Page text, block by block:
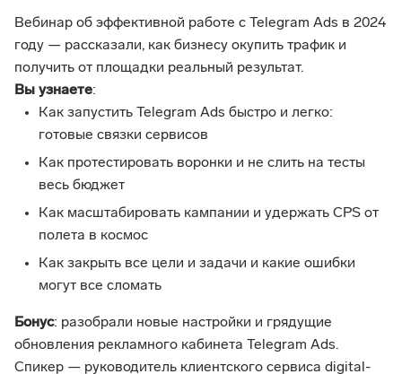
Вебинар об эффективной работе с Telegram Ads в 2024
году — рассказали, как бизнесу окупить трафик и
получить от площадки реальный результат.
Вы узнаете:
Как запустить Telegram Ads быстро и легко:
готовые связки сервисов
Как протестировать воронки и не слить на тесты
весь бюджет
Как масштабировать кампании и удержать CPS от
полета в космос
Как закрыть все цели и задачи и какие ошибки
могут все сломать
Бонус: разобрали новые настройки и грядущие
обновления рекламного кабинета Telegram Ads.
Спикер — руководитель клиентского сервиса digital-